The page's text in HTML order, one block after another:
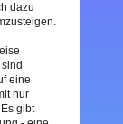
dazu
eine
nur
gibt